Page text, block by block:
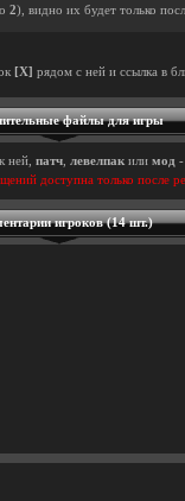
2), видно их будет только
[X] рядом с ней и ссылка в
файлы для игры
ней, патч, левелпакили мод -
доступна только после
игроков (14 шт.)